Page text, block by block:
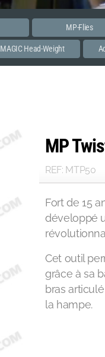
MP-Flies
MAGIC Head-Weight
MP
REF: MTP50
Fort de 15
développé
Cet outil
grâce à sa
bras
la hampe.